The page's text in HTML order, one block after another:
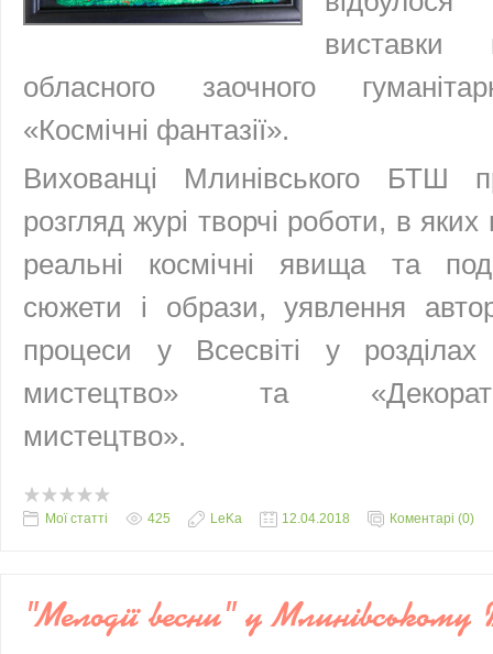
виставки
обласного заочного
«Космічні фантазії».
Вихованці Млинівського БТШ
розгляд журі творчі роботи, в
реальні космічні явища та
сюжети і образи, уявлення
процеси у Всесвіті у розділах
мистецтво» та
мистецтво».
Мої статті 425 LeKa 12.04.2018 Коментарі (0)
"Мелодії весни" у